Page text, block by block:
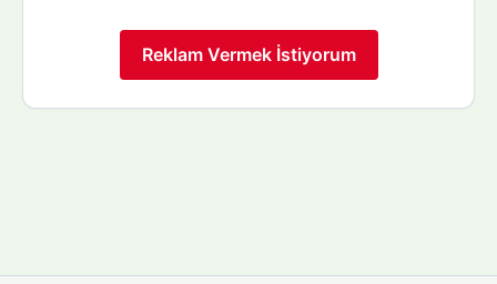
Reklam Vermek İstiyorum